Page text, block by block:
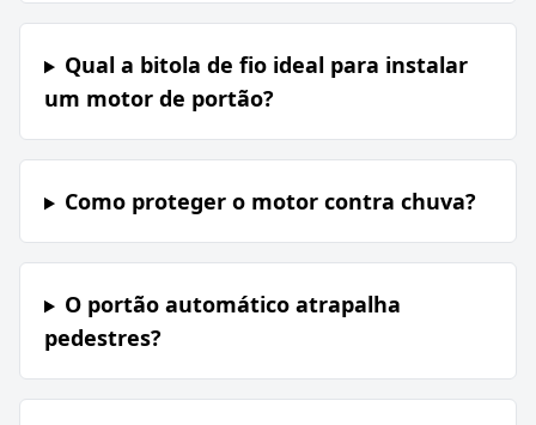
Qual a bitola de fio ideal para instalar
um motor de portão?
Como proteger o motor contra chuva?
O portão automático atrapalha
pedestres?